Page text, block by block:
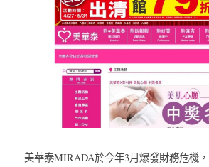
美華泰MIRADA於今年3月爆發財務危機